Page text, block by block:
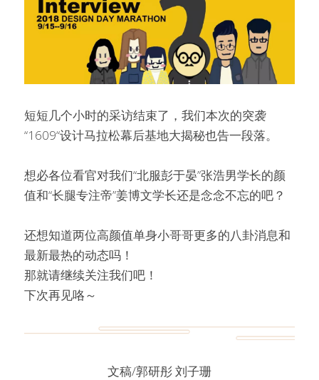
短短几个小时的采访结束了，我们本次的突袭
“1609“设计马拉松幕后基地大揭秘也告一段落。
想必各位看官对我们“北服彭于晏”张浩男学长的颜
值和“长腿专注帝”姜博文学长还是念念不忘的吧？
还想知道两位高颜值单身小哥哥更多的八卦消息和
最新最热的动态吗！
那就请继续关注我们吧！
下次再见咯～
文稿/郭研彤 刘子珊